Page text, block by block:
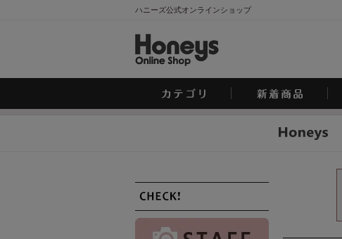
ハニーズ公式オンラインショップ